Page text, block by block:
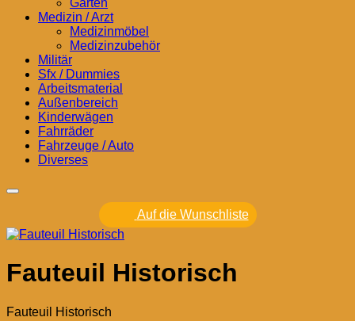
Garten
Medizin / Arzt
Medizinmöbel
Medizinzubehör
Militär
Sfx / Dummies
Arbeitsmaterial
Außenbereich
Kinderwägen
Fahrräder
Fahrzeuge / Auto
Diverses
Auf die Wunschliste
Fauteuil Historisch
Fauteuil Historisch